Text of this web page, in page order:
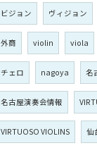
ビジョン ヴィジョン
外商 violin viola
チェロ nagoya 名
名古屋演奏会情報
VIRTUOSO VIOLINS 仙